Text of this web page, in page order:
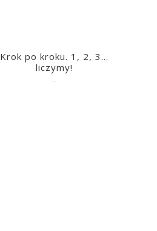
Krok po kroku. 1, 2, 3…
liczymy!